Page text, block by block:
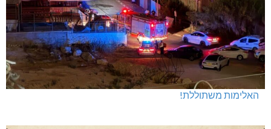
האלימות משתוללת!